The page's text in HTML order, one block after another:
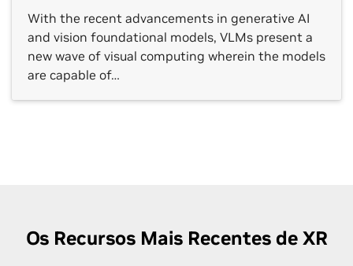
With the recent advancements in generative AI
and vision foundational models, VLMs present a
new wave of visual computing wherein the models
are capable of…
Os Recursos Mais Recentes de XR